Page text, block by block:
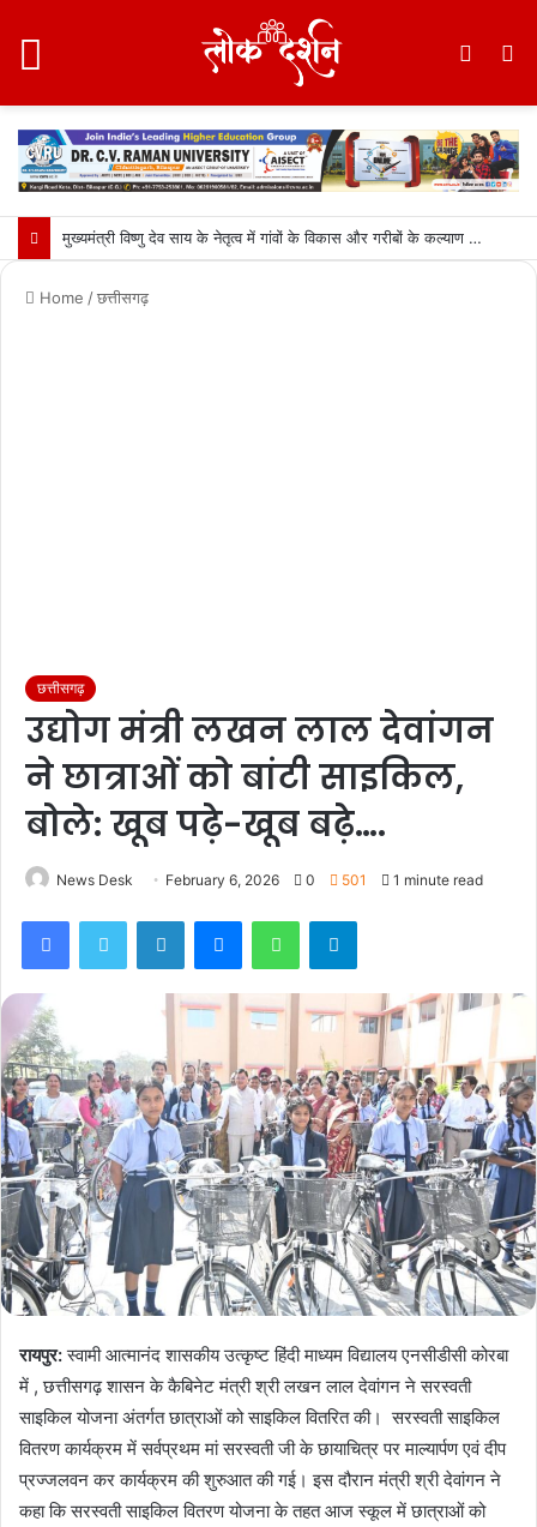
मुख्यमंत्री विष्णु देव साय के नेतृत्व में गांवों के विकास और गरीबों के कल्याण को प्राथमिकता: वित्त मंत्री ओपी चौधरी….
Home /छत्तीसगढ़
छत्तीसगढ़
उद्योग मंत्री लखन लाल देवांगन
ने छात्राओं को बांटी साइकिल,
बोले: खूब पढ़े-खूब बढ़े….
News Desk February 6, 2026 0 501 1 minute read
रायपुर:स्वामी आत्मानंद शासकीय उत्कृष्ट हिंदी माध्यम विद्यालय एनसीडीसी कोरबा
में , छत्तीसगढ़ शासन के कैबिनेट मंत्री श्री लखन लाल देवांगन ने सरस्वती
साइकिल योजना अंतर्गत छात्राओं को साइकिल वितरित की। सरस्वती साइकिल
वितरण कार्यक्रम में सर्वप्रथम मां सरस्वती जी के छायाचित्र पर माल्यार्पण एवं दीप
प्रज्जलवन कर कार्यक्रम की शुरुआत की गई। इस दौरान मंत्री श्री देवांगन ने
कहा कि सरस्वती साइकिल वितरण योजना के तहत आज स्कूल में छात्राओं को